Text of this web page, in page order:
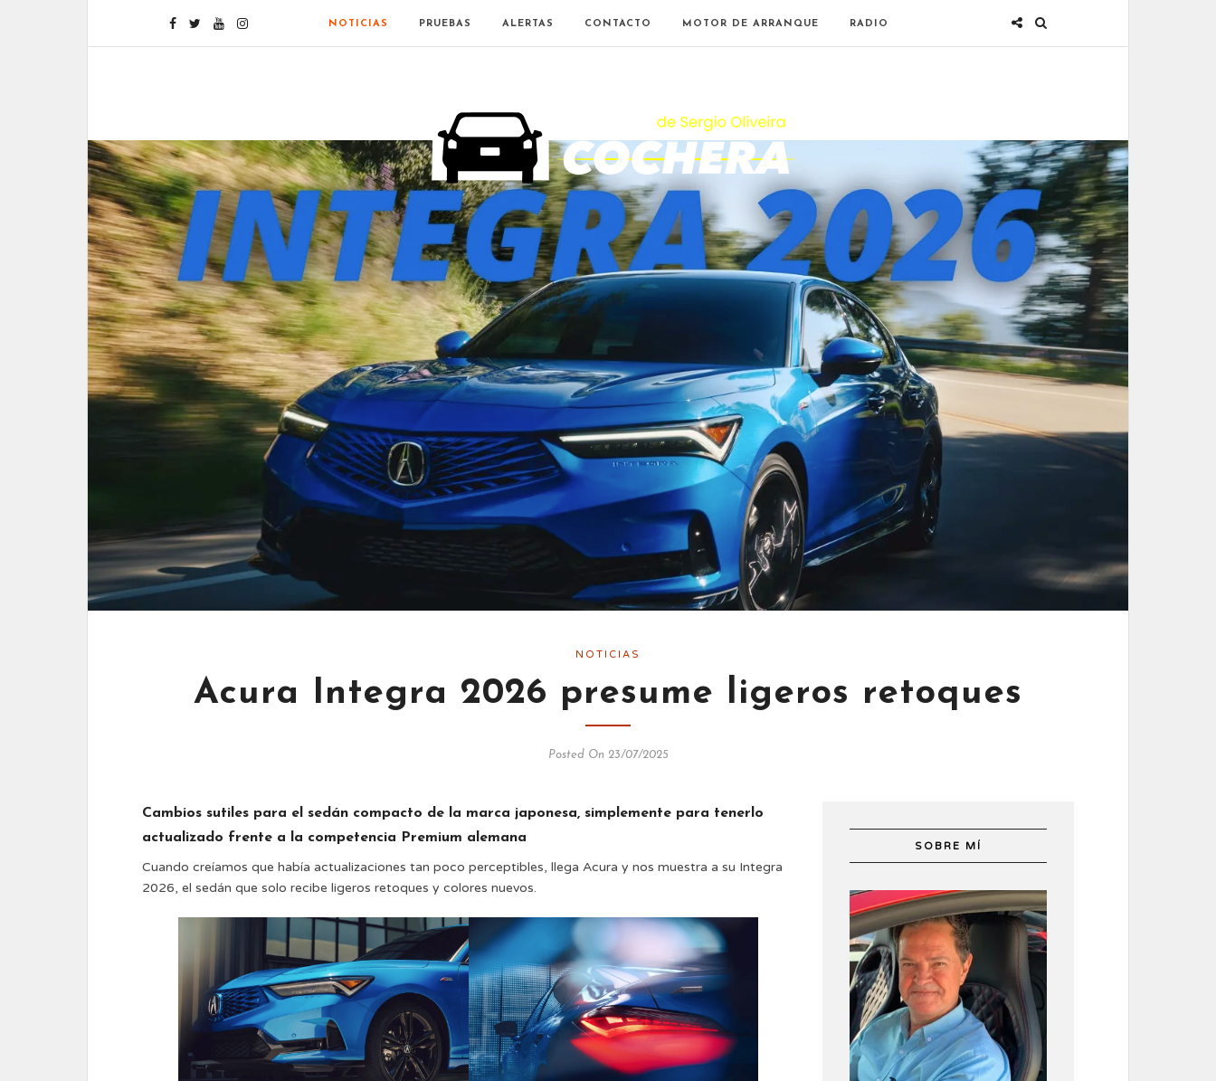
NOTICIAS PRUEBAS ALERTAS CONTACTO MOTOR DE ARRANQUE RADIO
NOTICIAS
Acura Integra 2026 presume ligeros retoques
Posted On 23/07/2025
Cambios sutiles para el sedán compacto de la marca japonesa, simplemente para tenerlo
actualizado frente a la competencia Premium alemana
Cuando creíamos que había actualizaciones tan poco perceptibles, llega Acura y nos muestra a su Integra
2026, el sedán que solo recibe ligeros retoques y colores nuevos.
SOBRE MÍ